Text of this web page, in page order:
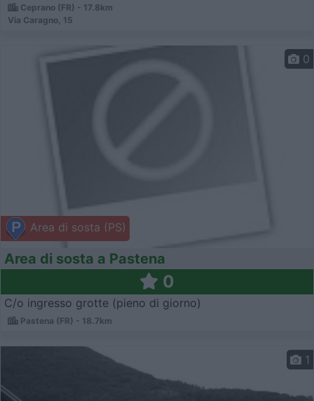
Ceprano (FR) - 17.8km
Via Caragno, 15
Area di sosta (PS)
0
Area di sosta a Pastena
0
C/o ingresso grotte (pieno di giorno)
Pastena (FR) - 18.7km
1